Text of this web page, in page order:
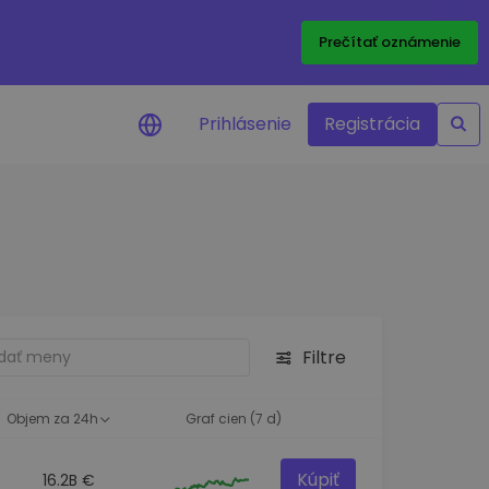
Prečítať oznámenie
príležitosti
pre optimálny
Prihlásenie Registrácia
Filtre
Objem za 24h Graf cien (7 d)
16.2B € Kúpiť